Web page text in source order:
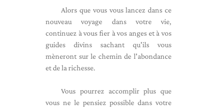
Alors que vous vous lancez dans ce
nouveau voyage dans votre vie,
continuez à vous fier à vos anges et à vos
guides divins sachant qu'ils vous
mèneront sur le chemin de l'abondance
et de la richesse.
Vous pourrez accomplir plus que
vous ne le pensiez possible dans votre